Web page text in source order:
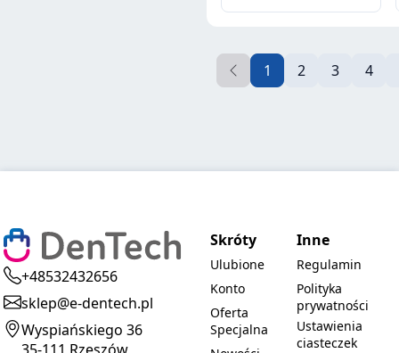
1 2 3 4
+48532432656
sklep@e-dentech.pl
Wyspiańskiego 36
Skróty
Ulubione
Konto
Oferta
Specjalna
Inne
Regulamin
Polityka
prywatności
Ustawienia
ciasteczek